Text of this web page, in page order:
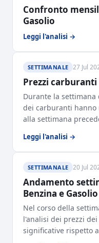
Confronto
Gasolio
Leggi l'analisi →
SETTIMANALE 27 Jul
Prezzi
Durante la settimana
dei carburanti
alla settimana
Leggi l'analisi →
SETTIMANALE 20 Jul
Andamento
Benzina e Gasolio
Nel corso della
l'analisi dei prezzi
significative rispetto